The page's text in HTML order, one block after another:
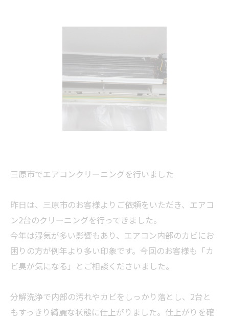
三原市でエアコンクリーニングを行いました
昨日は、三原市のお客様よりご依頼をいただき、エアコ
ン2台のクリーニングを行ってきました。
今年は湿気が多い影響もあり、エアコン内部のカビにお
困りの方が例年より多い印象です。今回のお客様も「カ
ビ臭が気になる」とご相談くださいました。
分解洗浄で内部の汚れやカビをしっかり落とし、2台と
もすっきり綺麗な状態に仕上がりました。仕上がりを確